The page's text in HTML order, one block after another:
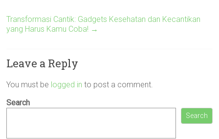
Transformasi Cantik: Gadgets Kesehatan dan Kecantikan
yang Harus Kamu Coba! →
Leave a Reply
You must be logged in to post a comment.
Search
Search